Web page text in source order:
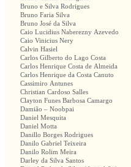
Bruno e Silva Rodrigues
Bruno Faria Silva
Bruno José da Silva
Caio Lucidius Naberezny Azevedo
Caio Vinicius Nery
Calvin Hasiel
Carlos Gilberto do Lago Costa
Carlos Henrique Costa de Almeida
Carlos Henrique da Costa Canuto
Cassimiro Antunes
Christian Cardoso Salles
Clayton Funes Barbosa Camargo
Damião – Noobpai
Daniel Mesquita
Daniel Motta
Danillo Borges Rodrigues
Danilo Gabriel Teixeira
Danilo Rolim Meira
Darley da Silva Santos